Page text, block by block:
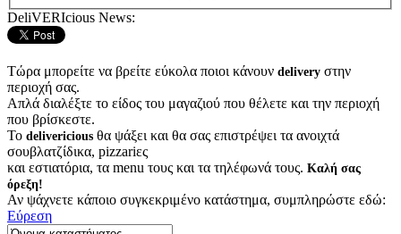
DeliVERIcious News:
Τώρα μπορείτε να βρείτε εύκολα ποιοι κάνουν delivery στην
περιοχή σας.
Απλά διαλέξτε το είδος του μαγαζιού που θέλετε και την περιοχή
που βρίσκεστε.
Το delivericious θα ψάξει και θα σας επιστρέψει τα ανοιχτά
σουβλατζίδικα, pizzariες
και εστιατόρια, τα menu τους και τα τηλέφωνά τους. Καλή σας
όρεξη!
Αν ψάχνετε κάποιο συγκεκριμένο κατάστημα, συμπληρώστε εδώ:
Εύρεση